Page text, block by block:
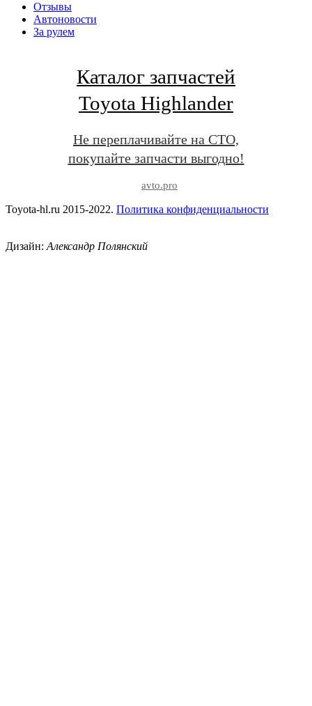
Отзывы
Автоновости
За рулем
Каталог запчастей
Toyota Highlander
Не переплачивайте на СТО,
покупайте запчасти выгодно!
avto.pro
Toyota-hl.ru 2015-2022. Политика конфиденциальности
Дизайн: Александр Полянский